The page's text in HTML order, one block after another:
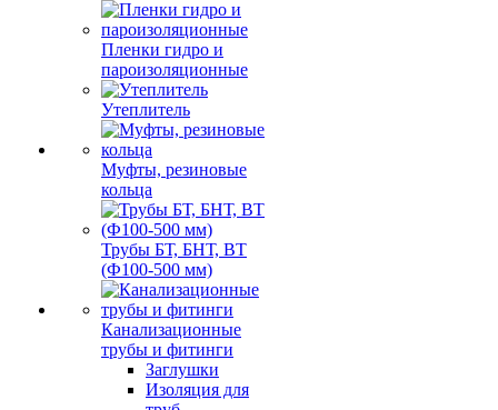
Пленки гидро и
пароизоляционные
Утеплитель
Муфты, резиновые
кольца
Трубы БТ, БНТ, ВТ
(Ф100-500 мм)
Канализационные
трубы и фитинги
Заглушки
Изоляция для